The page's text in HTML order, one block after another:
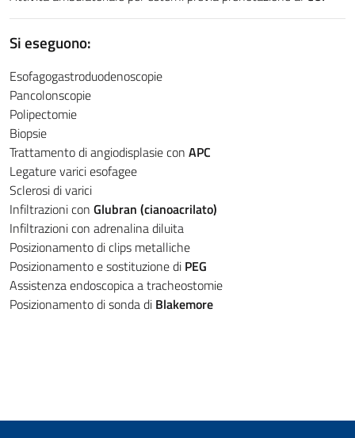
Si eseguono:
Esofagogastroduodenoscopie
Pancolonscopie
Polipectomie
Biopsie
Trattamento di angiodisplasie con APC
Legature varici esofagee
Sclerosi di varici
Infiltrazioni con Glubran (cianoacrilato)
Infiltrazioni con adrenalina diluita
Posizionamento di clips metalliche
Posizionamento e sostituzione di PEG
Assistenza endoscopica a tracheostomie
Posizionamento di sonda di Blakemore